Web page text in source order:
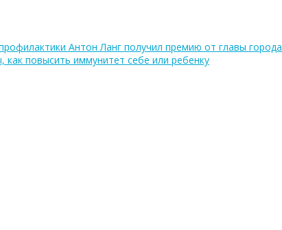
Антон Ланг получил премию от главы города
повысить иммунитет себе или ребенку